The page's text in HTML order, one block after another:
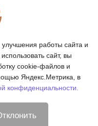
Опт
работы сайта и
сайт, вы
cookie-файлов и
Яндекс.Метрика, в
конфиденциальности.